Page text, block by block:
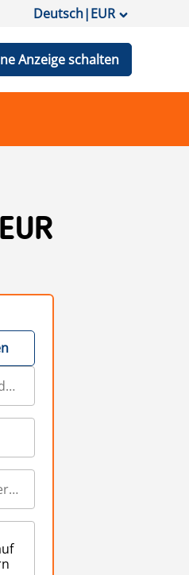
Deutsch|EUR
Anzeige schalten